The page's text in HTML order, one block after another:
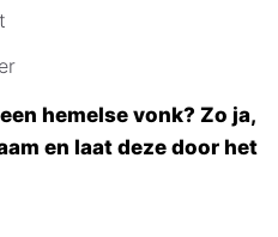
hemelse vonk? Zo ja,
en laat deze door het